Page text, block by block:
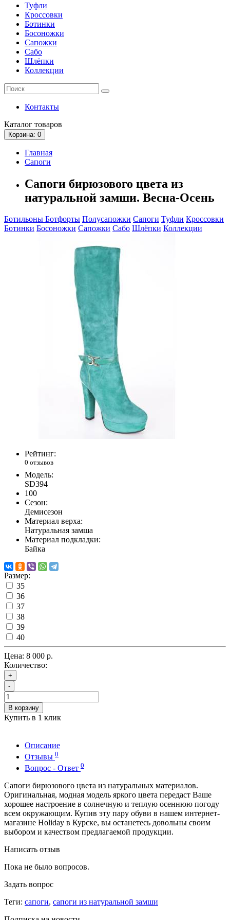
Туфли
Кроссовки
Ботинки
Босоножки
Сапожки
Сабо
Шлёпки
Коллекции
Контакты
Каталог товаров
Корзина: 0
Главная
Сапоги
Сапоги бирюзового цвета из
натуральной замши. Весна-Осень
Ботильоны Ботфорты Полусапожки Сапоги Туфли Кроссовки
Ботинки Босоножки Сапожки Сабо Шлёпки Коллекции
Рейтинг:
0 отзывов
Модель:
SD394
100
Сезон:
Демисезон
Материал верха:
Натуральная замша
Материал подкладки:
Байка
Размер:
35
36
37
38
39
40
Цена: 8 000 р.
Количество:
+
-
В корзину
Купить в 1 клик
Описание
Отзывы 0
Вопрос - Ответ 0
Сапоги бирюзового цвета из натуральных материалов.
Оригинальная, модная модель яркого цвета передаст Ваше
хорошее настроение в солнечную и теплую осеннюю погоду
всем окружающим. Купив эту пару обуви в нашем интернет-
магазине Holiday в Курске, вы останетесь довольны своим
выбором и качеством предлагаемой продукции.
Написать отзыв
Пока не было вопросов.
Задать вопрос
Теги: сапоги, сапоги из натуральной замши